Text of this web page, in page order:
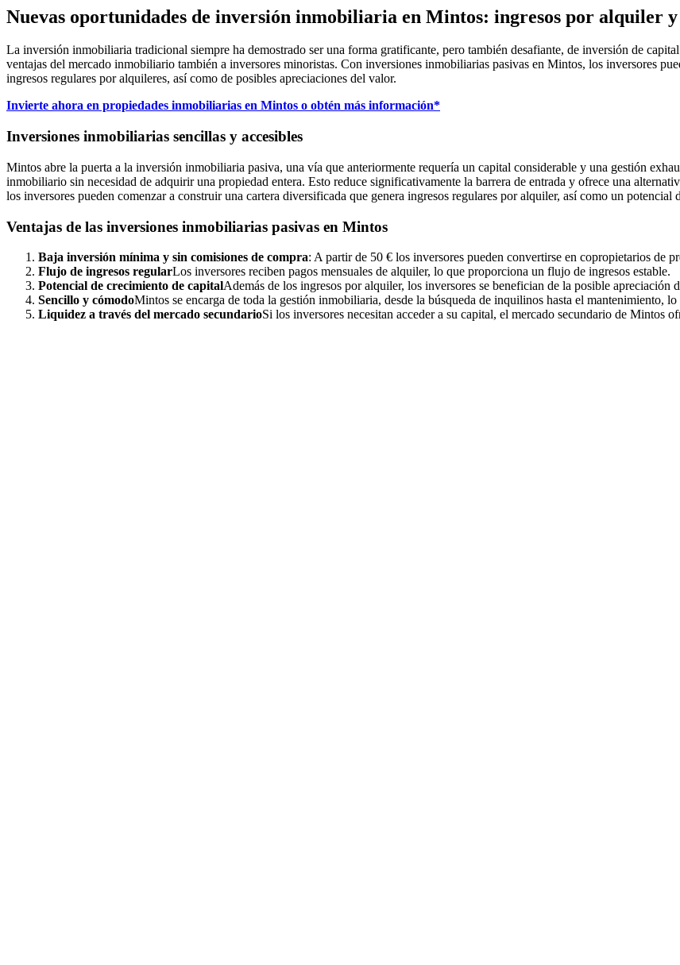
Nuevas oportunidades de inversión inmobiliaria en Mintos: ingresos por alquiler
La inversión inmobiliaria tradicional siempre ha demostrado ser una forma gratificante, pero también desafiante, de inversión de
ventajas del mercado inmobiliario también a inversores minoristas. Con inversiones inmobiliarias pasivas en Mintos, los inversores
ingresos regulares por alquileres, así como de posibles apreciaciones del valor.
Invierte ahora en propiedades inmobiliarias en Mintos o obtén más información*
Inversiones inmobiliarias sencillas y accesibles
Mintos abre la puerta a la inversión inmobiliaria pasiva, una vía que anteriormente requería un capital considerable y una gestión
inmobiliario sin necesidad de adquirir una propiedad entera. Esto reduce significativamente la barrera de entrada y ofrece una
los inversores pueden comenzar a construir una cartera diversificada que genera ingresos regulares por alquiler, así como un potencial
Ventajas de las inversiones inmobiliarias pasivas en Mintos
Baja inversión mínima y sin comisiones de compra: A partir de 50 € los inversores pueden convertirse en copropietarios de
Flujo de ingresos regularLos inversores reciben pagos mensuales de alquiler, lo que proporciona un flujo de ingresos estable.
Potencial de crecimiento de capitalAdemás de los ingresos por alquiler, los inversores se benefician de la posible apreciación
Sencillo y cómodoMintos se encarga de toda la gestión inmobiliaria, desde la búsqueda de inquilinos hasta el mantenimiento,
Liquidez a través del mercado secundarioSi los inversores necesitan acceder a su capital, el mercado secundario de Mintos